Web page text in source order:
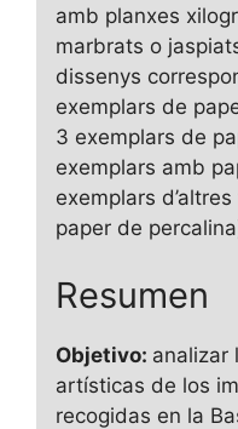
amb planxes
marbrats o
dissenys
exemplars de
3 exemplars de
exemplars amb
exemplars
paper de
Resumen
Objetivo: analizar
artísticas de los
recogidas en la